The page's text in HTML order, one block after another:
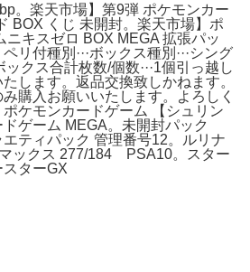
。楽天市場】第9弾 ポケモンカー
BOX くじ 未開封。楽天市場】ポ
ニキスゼロ BOX MEGA 拡張パッ
リ付種別···ボックス種別···シング
ックス合計枚数/個数···1個引っ越し
します。返品交換致しかねます。
購入お願いいたします。よろしく
ケモンカードゲーム 【シュリン
ドゲーム MEGA。未開封パック
ティパック 管理番号12。ルリナ
ックス 277/184 PSA10。スター
ターGX